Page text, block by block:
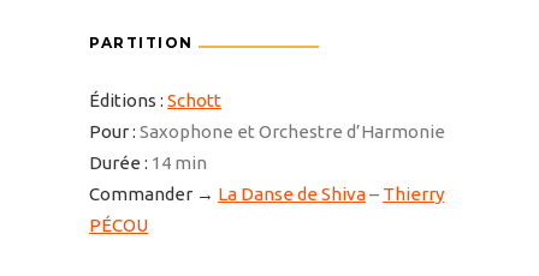
PARTITION
Éditions : Schott
Pour : Saxophone et Orchestre d’Harmonie
Durée : 14 min
Commander → La Danse de Shiva– Thierry
PÉCOU